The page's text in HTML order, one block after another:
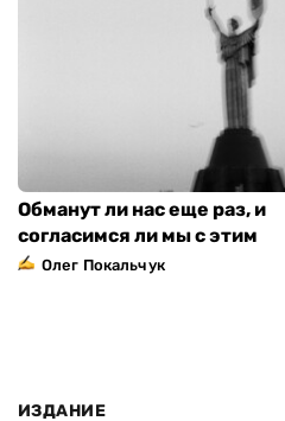
Обманут ли нас еще раз, и
согласимся ли мы с этим
Олег Покальчук
ИЗДАНИЕ